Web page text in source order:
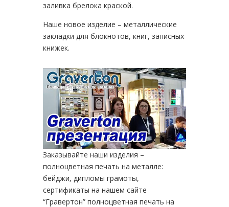
заливка брелока краской.
Наше новое изделие – металлические
закладки для блокнотов, книг, записных
книжек.
Заказывайте наши изделия –
полноцветная печать на металле:
бейджи, дипломы грамоты,
сертификаты на нашем сайте
“Гравертон” полноцветная печать на